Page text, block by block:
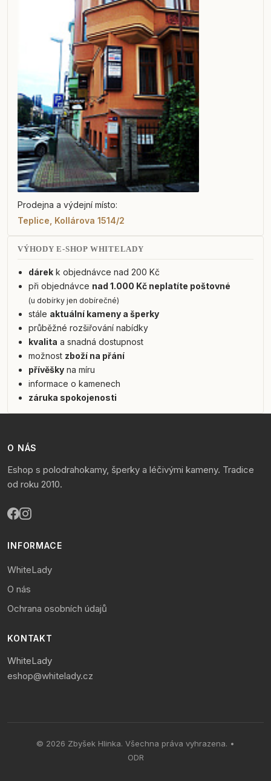
Prodejna a výdejní místo:
Teplice, Kollárova 1514/2
VÝHODY E-SHOP WHITELADY
dárekk objednávce nad 200 Kč
při objednávce nad 1.000 Kč neplatíte poštovné
(u dobírky jen dobírečné)
stále aktuální kameny a šperky
průběžné rozšiřování nabídky
kvalita a snadná dostupnost
možnost zboží na přání
přívěškyna míru
informace o kamenech
záruka spokojenosti
O NÁS
Eshop s polodrahokamy, šperky a léčivými kameny. Tradice
od roku 2010.
INFORMACE
WhiteLady
O nás
Ochrana osobních údajů
KONTAKT
WhiteLady
eshop@whitelady.cz
© 2026 Zbyšek Hlinka. Všechna práva vyhrazena. •
ODR